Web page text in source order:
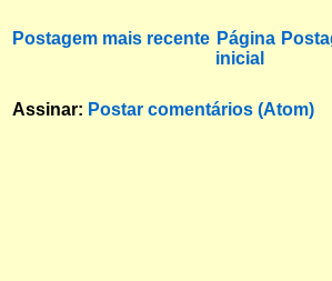
Postagem mais recente Página
inicial
Assinar: Postar comentários (Atom)